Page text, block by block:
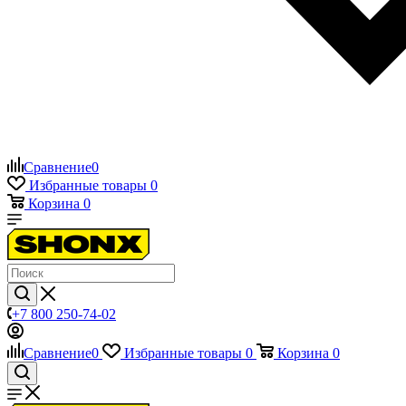
Сравнение0
Избранные товары 0
Корзина 0
+7 800 250-74-02
Сравнение0 Избранные товары 0 Корзина 0